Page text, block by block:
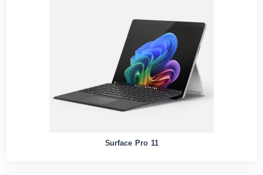
Surface Pro 11